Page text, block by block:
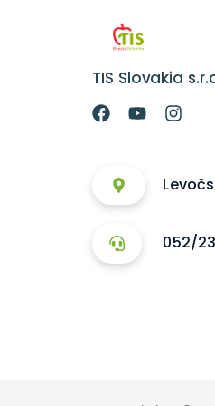
TIS Slovakia
052/